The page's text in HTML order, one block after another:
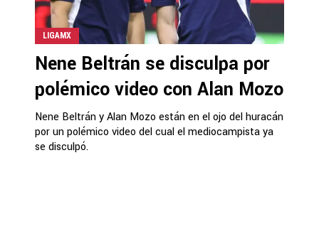
LIGAMX
Nene Beltrán se disculpa por
polémico video con Alan Mozo
Nene Beltrán y Alan Mozo están en el ojo del huracán
por un polémico video del cual el mediocampista ya
se disculpó.